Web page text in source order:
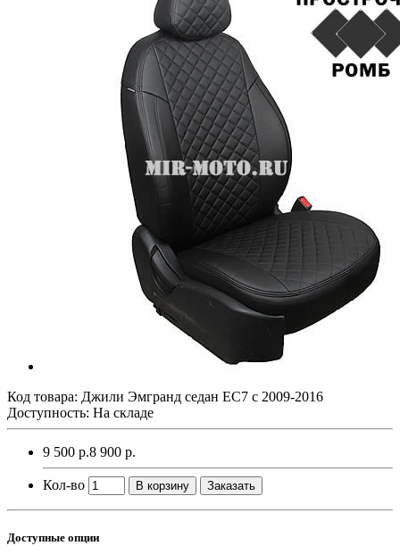
Код товара: Джили Эмгранд седан ЕС7 с 2009-2016
Доступность: На складе
9 500 р.8 900 р.
Кол-во В корзину Заказать
Доступные опции